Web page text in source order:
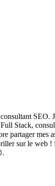
SEO.
Stack,
partager mes
sur le web